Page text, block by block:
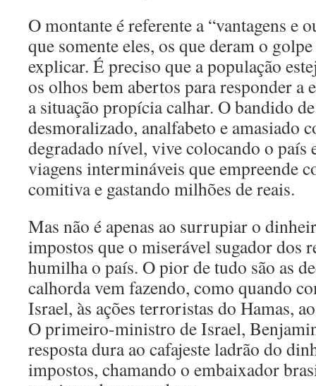
O montante é referente a “vantagens e
que somente eles, os que deram o
explicar. É preciso que a população
os olhos bem abertos para responder a
a situação propícia calhar. O bandido
desmoralizado, analfabeto e amasiado
degradado nível, vive colocando o país
viagens intermináveis que empreende
comitiva e gastando milhões de reais.
Mas não é apenas ao surrupiar o
impostos que o miserável sugador dos
humilha o país. O pior de tudo são as
calhorda vem fazendo, como quando
Israel, às ações terroristas do Hamas,
O primeiro-ministro de Israel,
resposta dura ao cafajeste ladrão do
impostos, chamando o embaixador